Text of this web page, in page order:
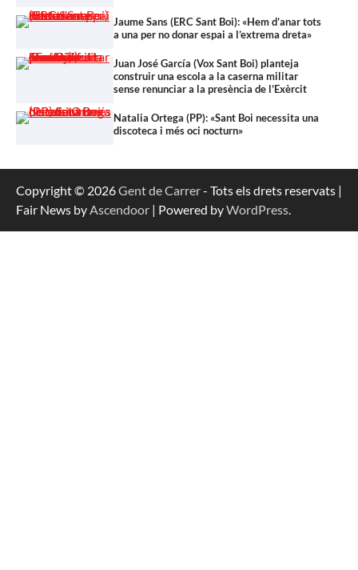
Jaume Sans (ERC Sant Boi): «Hem d’anar tots
a una per no donar espai a l’extrema dreta»
Juan José García (Vox Sant Boi) planteja
construir una escola a la caserna militar
sense renunciar a la presència de l’Exèrcit
Natalia Ortega (PP): «Sant Boi necessita una
discoteca i més oci nocturn»
Copyright © 2026Gent de Carrer- Tots els drets reservats |
Fair News byAscendoor | Powered byWordPress.